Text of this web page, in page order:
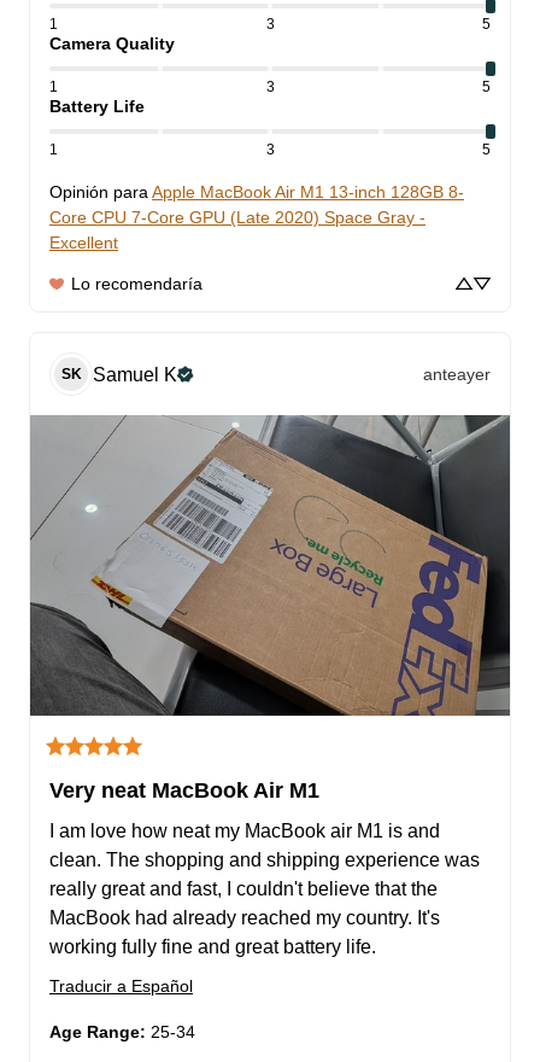
1 3 5
Camera Quality
1 3 5
Battery Life
1 3 5
Opinión para Apple MacBook Air M1 13-inch 128GB 8-
Core CPU 7-Core GPU (Late 2020) Space Gray -
Excellent
Lo recomendaría
SK Samuel K anteayer
Very neat MacBook Air M1
I am love how neat my MacBook air M1 is and
clean. The shopping and shipping experience was
really great and fast, I couldn't believe that the
MacBook had already reached my country. It's
working fully fine and great battery life.
Traducir a Español
Age Range: 25-34